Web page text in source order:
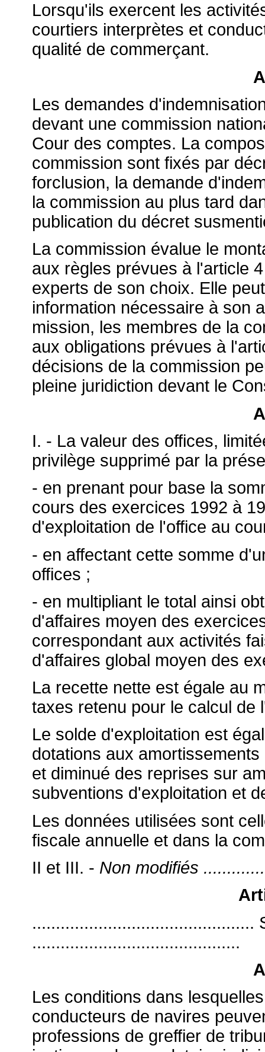
Lorsqu'ils exercent les
courtiers interprètes et
qualité de commerçant.
Les demandes
devant une commission
Cour des comptes. La
commission sont fixés par
forclusion, la demande
la commission au plus tard
publication du décret
La commission évalue le
aux règles prévues à l'article
experts de son choix. Elle
information nécessaire à son
mission, les membres de la
aux obligations prévues à
décisions de la commission
pleine juridiction devant le
I. - La valeur des offices,
privilège supprimé par la
- en prenant pour base la
cours des exercices 1992 à
d'exploitation de l'office au
- en affectant cette somme
offices ;
- en multipliant le total ainsi
d'affaires moyen des
correspondant aux activités
d'affaires global moyen des
La recette nette est égale au
taxes retenu pour le calcul de
Le solde d'exploitation est
dotations aux
et diminué des reprises sur
subventions d'exploitation et
Les données utilisées sont
fiscale annuelle et dans la
II et III. - Non modifiés
...............................................
............................................
Les conditions dans
conducteurs de navires
professions de greffier de